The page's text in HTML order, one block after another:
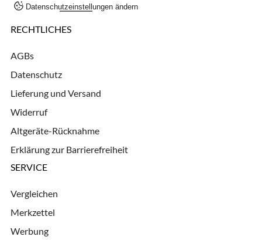
Datenschutzeinstellungen ändern
RECHTLICHES
AGBs
Datenschutz
Lieferung und Versand
Widerruf
Altgeräte-Rücknahme
Erklärung zur Barrierefreiheit
SERVICE
Vergleichen
Merkzettel
Werbung